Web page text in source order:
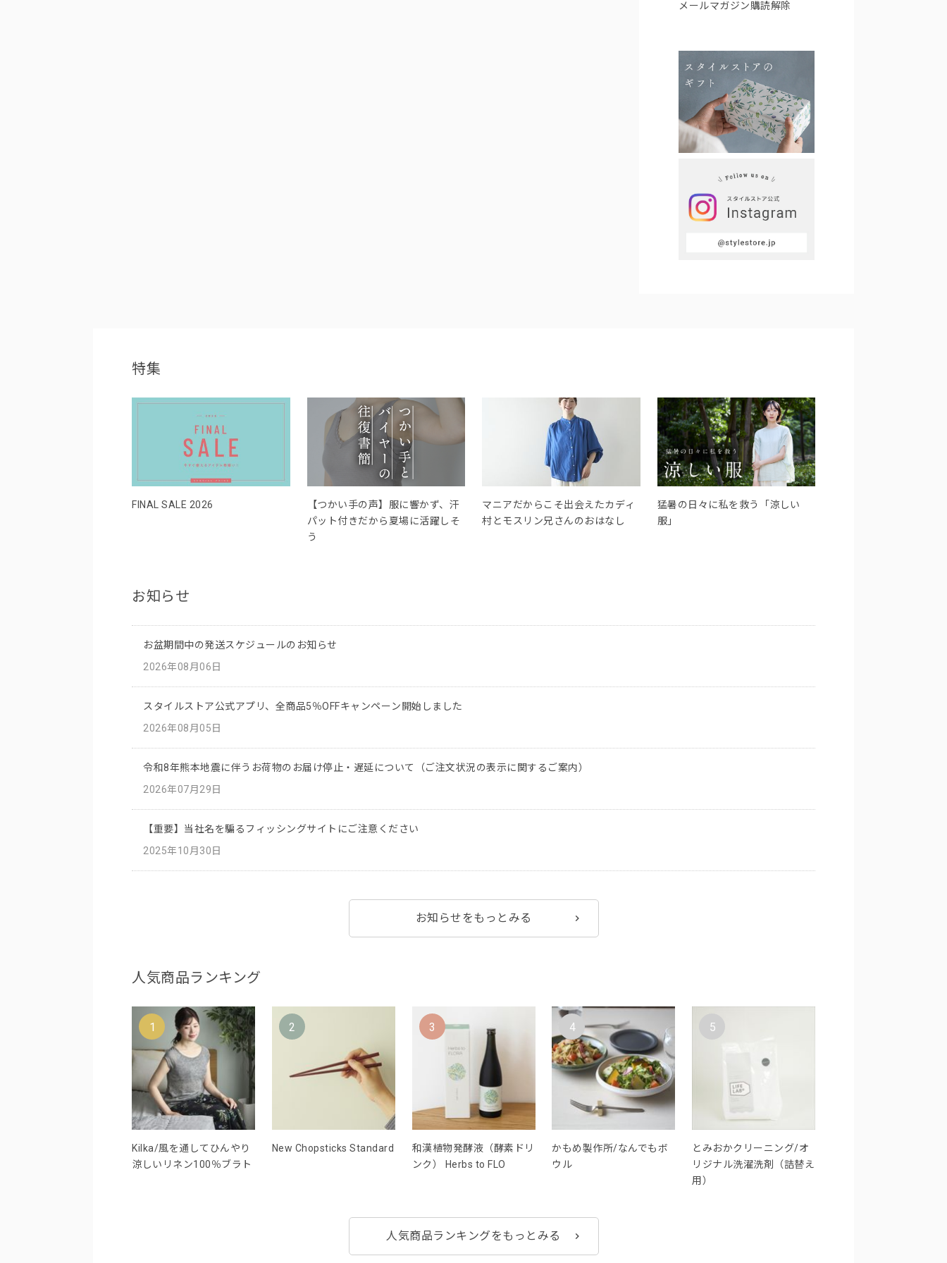
メールマガジン購読解除
特集
FINAL SALE 2026
【つかい手の声】服に響かず、汗
パット付きだから夏場に活躍しそ
う
マニアだからこそ出会えたカディ
村とモスリン兄さんのおはなし
猛暑の日々に私を救う「涼しい
服」
お知らせ
お盆期間中の発送スケジュールのお知らせ
2026年08月06日
スタイルストア公式アプリ、全商品5％OFFキャンペーン開始しました
2026年08月05日
令和8年熊本地震に伴うお荷物のお届け停止・遅延について（ご注文状況の表示に関するご案内）
2026年07月29日
【重要】当社名を騙るフィッシングサイトにご注意ください
2025年10月30日
お知らせをもっとみる
人気商品ランキング
1
Kilka/風を通してひんやり
涼しいリネン100％ブラト
2
New Chopsticks Standard
3
和漢植物発酵液（酵素ドリ
ンク） Herbs to FLO
4
かもめ製作所/なんでもボ
ウル
5
とみおかクリーニング/オ
リジナル洗濯洗剤（詰替え
用）
人気商品ランキングをもっとみる